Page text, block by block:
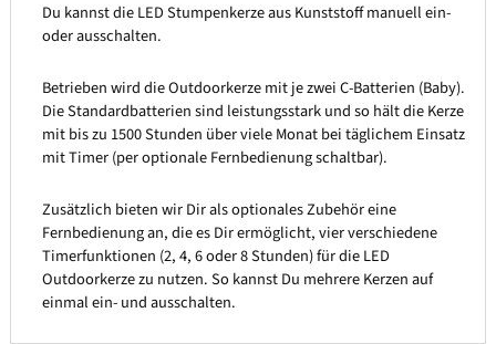
Du kannst die LED Stumpenkerze aus Kunststoff manuell ein-
oder ausschalten.
Betrieben wird die Outdoorkerze mit je zwei C-Batterien (Baby).
Die Standardbatterien sind leistungsstark und so hält die Kerze
mit bis zu 1500 Stunden über viele Monat bei täglichem Einsatz
mit Timer (per optionale Fernbedienung schaltbar).
Zusätzlich bieten wir Dir als optionales Zubehör eine
Fernbedienung an, die es Dir ermöglicht, vier verschiedene
Timerfunktionen (2, 4, 6 oder 8 Stunden) für die LED
Outdoorkerze zu nutzen. So kannst Du mehrere Kerzen auf
einmal ein- und ausschalten.